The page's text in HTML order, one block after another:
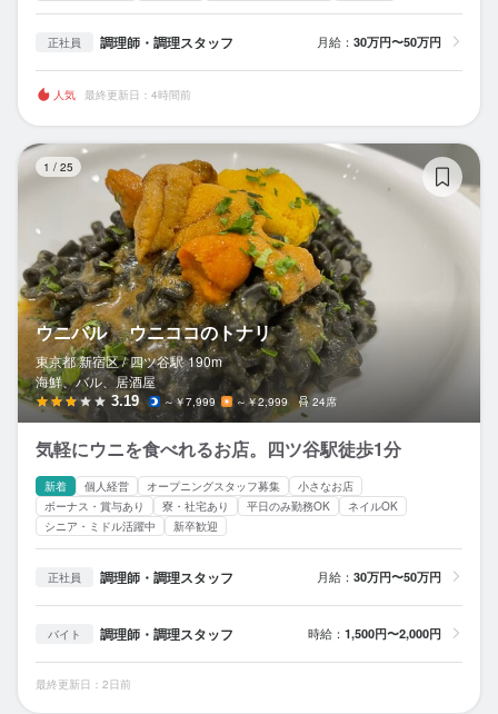
正社員 調理師・調理スタッフ 月給： 30万円〜50万円
人気 最終更新日：4時間前
1 / 25
ウニバル ウニココのトナリ
東京都 新宿区 / 四ツ谷駅 190m
海鮮、バル、居酒屋
3.19 ～￥7,999 ～￥2,999 24席
気軽にウニを食べれるお店。四ツ谷駅徒歩1分
新着 個人経営 オープニングスタッフ募集
小さなお店
ボーナス・賞与あり
寮・社宅あり 平日のみ勤務OK
ネイルOK
シニア・ミドル活躍中
新卒歓迎
正社員 調理師・調理スタッフ 月給： 30万円〜50万円
バイト 調理師・調理スタッフ 時給： 1,500円〜2,000円
最終更新日：2日前